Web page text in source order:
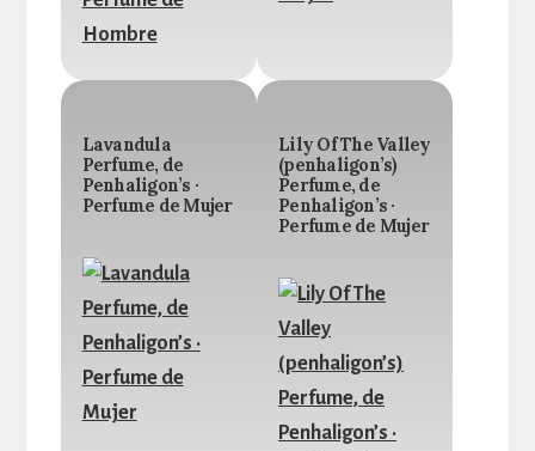
Lavandula
Perfume, de
Penhaligon’s ·
Perfume de Mujer
Lily Of The Valley
(penhaligon’s)
Perfume, de
Penhaligon’s ·
Perfume de Mujer